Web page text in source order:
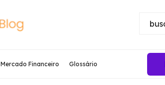
Mercado Financeiro Glossário